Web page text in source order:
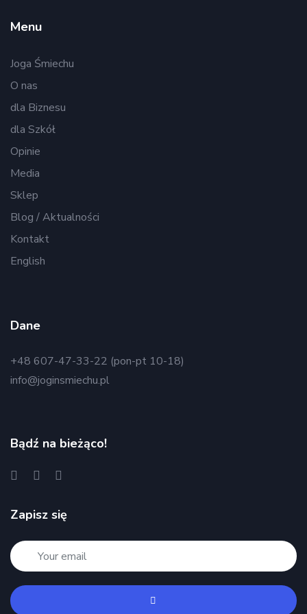
Menu
Joga Śmiechu
O nas
dla Biznesu
dla Szkół
Opinie
Media
Sklep
Blog / Aktualności
Kontakt
English
Dane
+48 607-47-33-22 (pon-pt 10-18)
info@joginsmiechu.pl
Bądź na bieżąco!
Zapisz się